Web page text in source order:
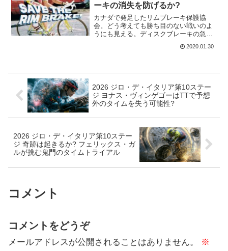
ーキの消失を防げるか?
カナダで発足したリムブレーキ保護協
会。どう考えても勝ち目のない戦いのよ
うにも見える。ディスクブレーキの急速
な成長により、リムブレーキファンは消
滅を恐れている。最新のロードバイクの
2020.01.30
2026 ジロ・デ・イタリア第10ステー
ジ ヨナス・ヴィンゲゴーはTTで予想
外のタイムを失う可能性?
2026 ジロ・デ・イタリア第10ステー
ジ 奇跡は起きるか? フェリックス・ガ
ルが挑む鬼門のタイムトライアル
コメント
コメントをどうぞ
メールアドレスが公開されることはありません。
※